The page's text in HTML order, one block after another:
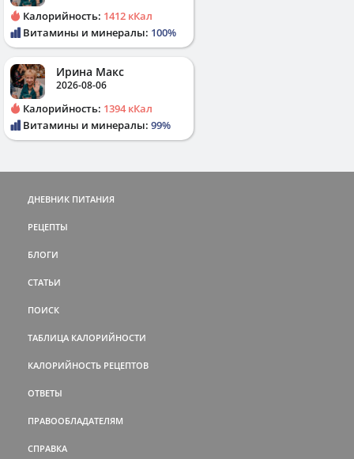
Калорийность: 1412 кКал
Витамины и минералы: 100%
Ирина Макс
2026-08-06
Калорийность: 1394 кКал
Витамины и минералы: 99%
ДНЕВНИК ПИТАНИЯ
РЕЦЕПТЫ
БЛОГИ
СТАТЬИ
ПОИСК
ТАБЛИЦА КАЛОРИЙНОСТИ
КАЛОРИЙНОСТЬ РЕЦЕПТОВ
ОТВЕТЫ
ПРАВООБЛАДАТЕЛЯМ
СПРАВКА